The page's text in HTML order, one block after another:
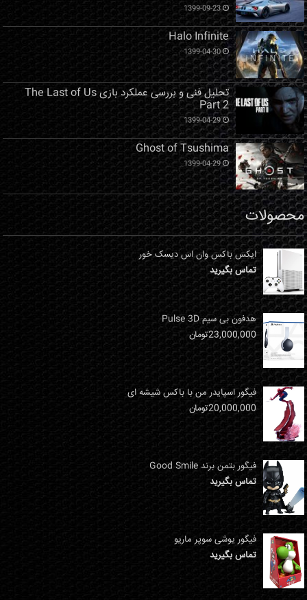
1399-09-23
Halo Infinite
1399-04-30
تحلیل فنی و بررسی عملکرد بازی The Last of Us
Part 2
1399-04-29
Ghost of Tsushima
1399-04-29
محصولات
ایکس باکس وان اس دیسک خور
تماس بگیرید
هدفون بی سیم Pulse 3D
23,000,000تومان
فیگور اسپایدر من با باکس شیشه ای
20,000,000تومان
فیگور بتمن برند Good Smile
تماس بگیرید
فیگور یوشی سوپر ماریو
تماس بگیرید